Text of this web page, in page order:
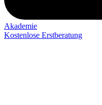
Akademie
Kostenlose Erstberatung